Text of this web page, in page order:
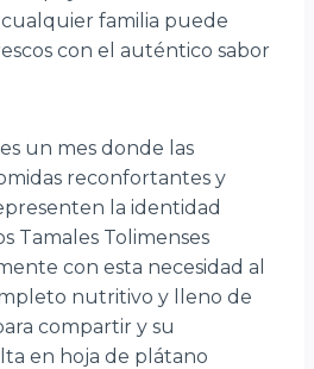
familia puede
con el auténtico sabor
un mes donde las
reconfortantes y
la identidad
Tamales Tolimenses
con esta necesidad al
nutritivo y lleno de
compartir y su
en hoja de plátano